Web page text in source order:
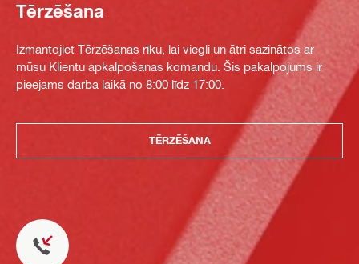
Tērzēšana
Izmantojiet Tērzēšanas rīku, lai viegli un ātri sazinātos ar
mūsu Klientu apkalpošanas komandu. Šis pakalpojums ir
pieejams darba laikā no 8:00 līdz 17:00.
TĒRZĒŠANA